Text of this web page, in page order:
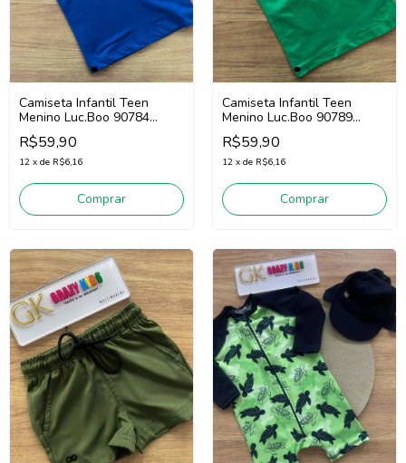
Camiseta Infantil Teen
Menino Luc.Boo 90784
(Azul)
R$59,90
12 x de R$6,16
Comprar
Camiseta Infantil Teen
Menino Luc.Boo 90789
(Verde)
R$59,90
12 x de R$6,16
Comprar